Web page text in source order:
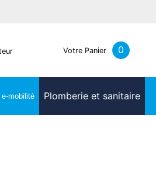
Votre Panier 0
mobilité Plomberie et sanitaire